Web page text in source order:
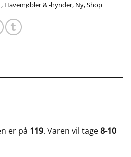
, Havemøbler & -hynder, Ny,Shop
er på 119. Varen vil tage8-10